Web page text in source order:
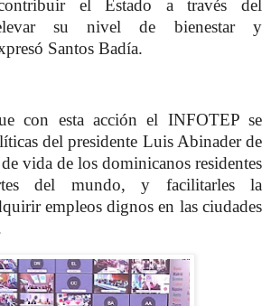
el Estado a través del
su nivel de bienestar y
Santos Badía.
con esta acción el INFOTEP se
del presidente Luis Abinader de
vida de los dominicanos residentes
del mundo, y facilitarles la
empleos dignos en las ciudades